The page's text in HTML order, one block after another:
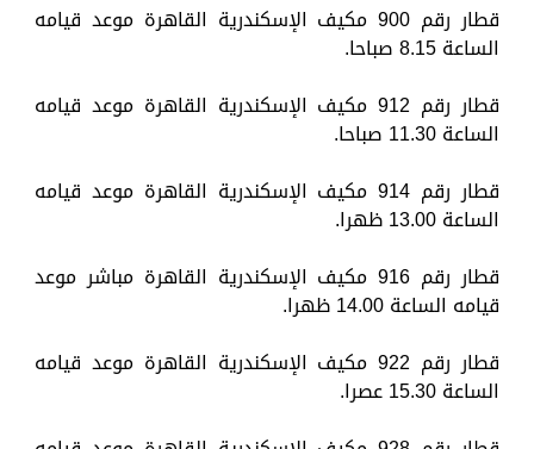
قطار رقم 900 مكيف الإسكندرية القاهرة موعد قيامه
الساعة 8.15 صباحا.
قطار رقم 912 مكيف الإسكندرية القاهرة موعد قيامه
الساعة 11.30 صباحا.
قطار رقم 914 مكيف الإسكندرية القاهرة موعد قيامه
الساعة 13.00 ظهرا.
قطار رقم 916 مكيف الإسكندرية القاهرة مباشر موعد
قيامه الساعة 14.00 ظهرا.
قطار رقم 922 مكيف الإسكندرية القاهرة موعد قيامه
الساعة 15.30 عصرا.